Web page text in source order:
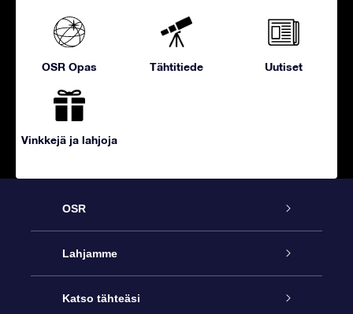
OSR Opas Tähtitiede Uutiset
Vinkkejä ja lahjoja
OSR
Palvelu
Ota meihin yhteyttä
Lahjamme
Online Star -lahja
Katso tähteäsi